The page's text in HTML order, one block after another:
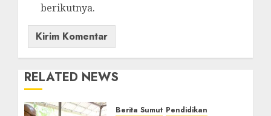
berikutnya.
RELATED NEWS
Berita Sumut Pendidikan